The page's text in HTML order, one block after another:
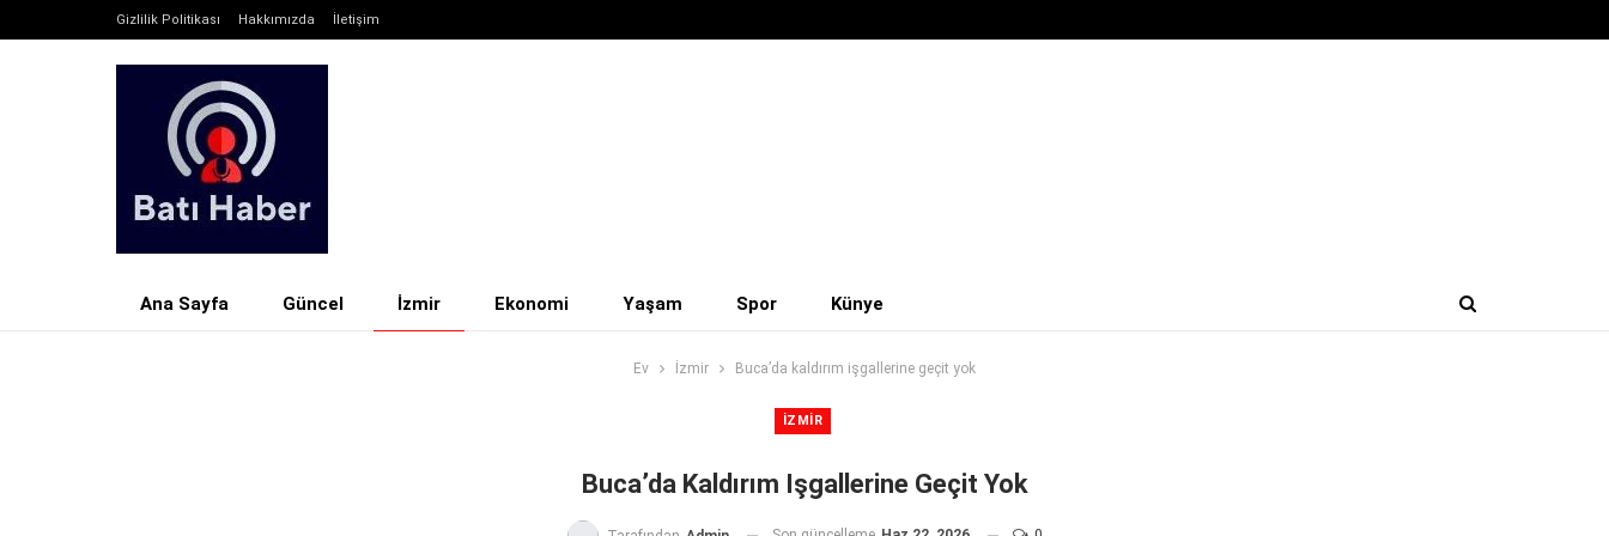
Gizlilik Politikası Hakkımızda İletişim
Ana Sayfa Güncel İzmir Ekonomi Yaşam Spor Künye
Ev İzmir Buca’da kaldırım işgallerine geçit yok
İZMIR
Buca’da Kaldırım Işgallerine Geçit Yok